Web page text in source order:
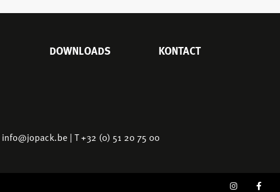
DOWNLOADS KONTACT
info@jopack.be| T +32 (0) 51 20 75 00
SOCIAL